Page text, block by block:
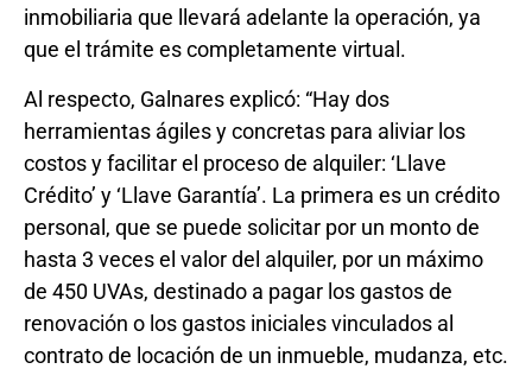
inmobiliaria que llevará adelante la operación, ya
que el trámite es completamente virtual.
Al respecto, Galnares explicó: “Hay dos
herramientas ágiles y concretas para aliviar los
costos y facilitar el proceso de alquiler: ‘Llave
Crédito’ y ‘Llave Garantía’. La primera es un crédito
personal, que se puede solicitar por un monto de
hasta 3 veces el valor del alquiler, por un máximo
de 450 UVAs, destinado a pagar los gastos de
renovación o los gastos iniciales vinculados al
contrato de locación de un inmueble, mudanza, etc.